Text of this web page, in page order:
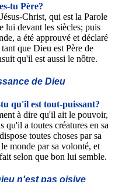
tu Père?
Christ, qui est la Parole
lui devant les siècles; puis
a été approuvé et déclaré
que Dieu est Père de
qu'il est aussi le nôtre.
de Dieu
qu'il est tout-puissant?
à dire qu'il ait le pouvoir,
qu'il a toutes créatures en sa
toutes choses par sa
monde par sa volonté, et
selon que bon lui semble.
n'est pas oisive